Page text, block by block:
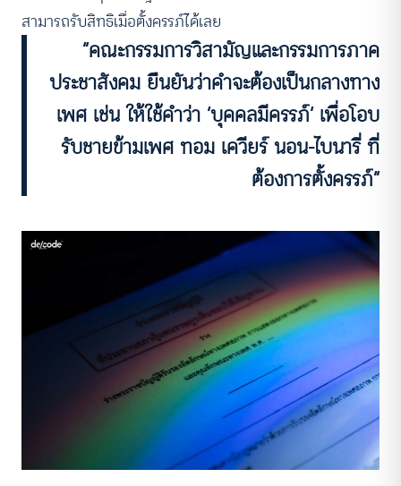
สามารถรับสิทธิเมื่อตั้งครรภ์ได้เลย
“คณะกรรมการวิสามัญและกรรมการภาค
ประชาสังคม ยืนยันว่าคำจะต้องเป็นกลางทาง
เพศ เช่น ให้ใช้คำว่า ‘บุคคลมีครรภ์’ เพื่อโอบ
รับชายข้ามเพศ ทอม เควียร์ นอน-ไบนารี่ ที่
ต้องการตั้งครรภ์”